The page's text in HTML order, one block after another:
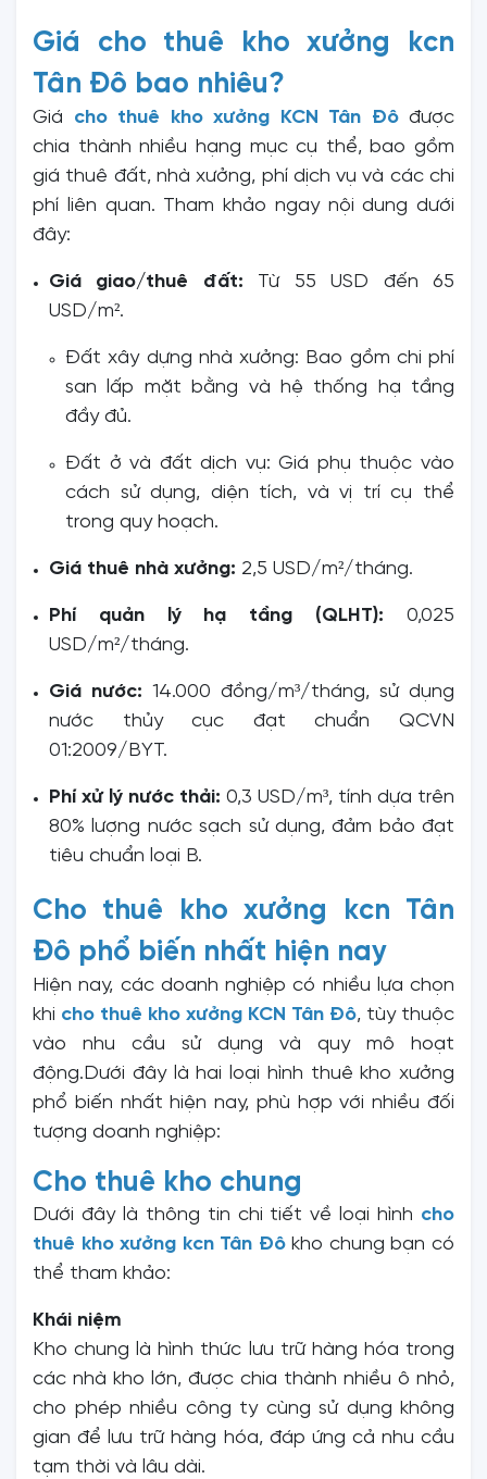
Giá cho thuê kho xưởng kcn
Tân Đô bao nhiêu?
Giá cho thuê kho xưởng KCN Tân Đôđược
chia thành nhiều hạng mục cụ thể, bao gồm
giá thuê đất, nhà xưởng, phí dịch vụ và các chi
phí liên quan. Tham khảo ngay nội dung dưới
đây:
Giá giao/thuê đất: Từ 55 USD đến 65
USD/m².
Đất xây dựng nhà xưởng: Bao gồm chi phí
san lấp mặt bằng và hệ thống hạ tầng
đầy đủ.
Đất ở và đất dịch vụ: Giá phụ thuộc vào
cách sử dụng, diện tích, và vị trí cụ thể
trong quy hoạch.
Giá thuê nhà xưởng: 2,5 USD/m²/tháng.
Phí quản lý hạ tầng (QLHT): 0,025
USD/m²/tháng.
Giá nước: 14.000 đồng/m³/tháng, sử dụng
nước thủy cục đạt chuẩn QCVN
01:2009/BYT.
Phí xử lý nước thải: 0,3 USD/m³, tính dựa trên
80% lượng nước sạch sử dụng, đảm bảo đạt
tiêu chuẩn loại B.
Cho thuê kho xưởng kcn Tân
Đô phổ biến nhất hiện nay
Hiện nay, các doanh nghiệp có nhiều lựa chọn
khi cho thuê kho xưởng KCN Tân Đô, tùy thuộc
vào nhu cầu sử dụng và quy mô hoạt
động.Dưới đây là hai loại hình thuê kho xưởng
phổ biến nhất hiện nay, phù hợp với nhiều đối
tượng doanh nghiệp:
Cho thuê kho chung
Dưới đây là thông tin chi tiết về loại hình cho
thuê kho xưởng kcn Tân Đôkho chung bạn có
thể tham khảo:
Khái niệm
Kho chung là hình thức lưu trữ hàng hóa trong
các nhà kho lớn, được chia thành nhiều ô nhỏ,
cho phép nhiều công ty cùng sử dụng không
gian để lưu trữ hàng hóa, đáp ứng cả nhu cầu
tạm thời và lâu dài.